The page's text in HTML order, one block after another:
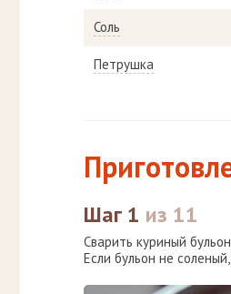
Соль
Петрушка
Шаг 1 из 11
Сварить куриный
Если бульон не